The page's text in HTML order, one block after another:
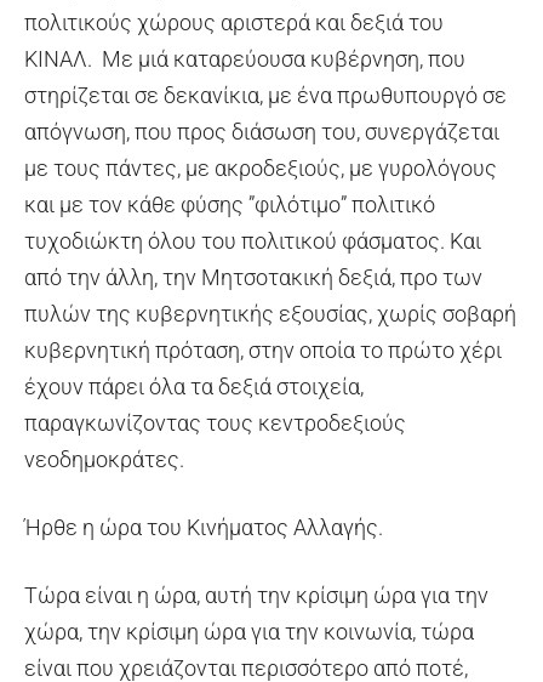
πολιτικούς χώρους αριστερά και δεξιά του
ΚΙΝΑΛ. Με μιά καταρεύουσα κυβέρνηση, που
στηρίζεται σε δεκανίκια, με ένα πρωθυπουργό σε
απόγνωση, που προς διάσωση του, συνεργάζεται
με τους πάντες, με ακροδεξιούς, με γυρολόγους
και με τον κάθε φύσης ”φιλότιμο” πολιτικό
τυχοδιώκτη όλου του πολιτικού φάσματος. Και
από την άλλη, την Μητσοτακική δεξιά, προ των
πυλών της κυβερνητικής εξουσίας, χωρίς σοβαρή
κυβερνητική πρόταση, στην οποία το πρώτο χέρι
έχουν πάρει όλα τα δεξιά στοιχεία,
παραγκωνίζοντας τους κεντροδεξιούς
νεοδημοκράτες.
Ήρθε η ώρα του Κινήματος Αλλαγής.
Τώρα είναι η ώρα, αυτή την κρίσιμη ώρα για την
χώρα, την κρίσιμη ώρα για την κοινωνία, τώρα
είναι που χρειάζονται περισσότερο από ποτέ,